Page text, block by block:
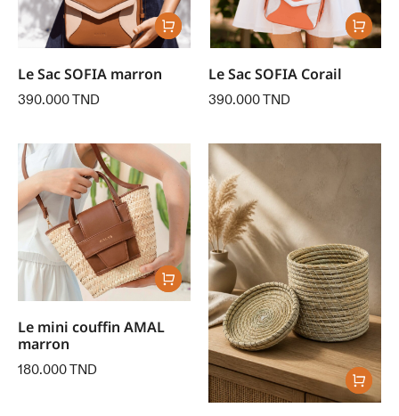
Le Sac SOFIA marron
390.000TND
Le Sac SOFIA Corail
390.000TND
Le mini couffin AMAL
marron
180.000TND